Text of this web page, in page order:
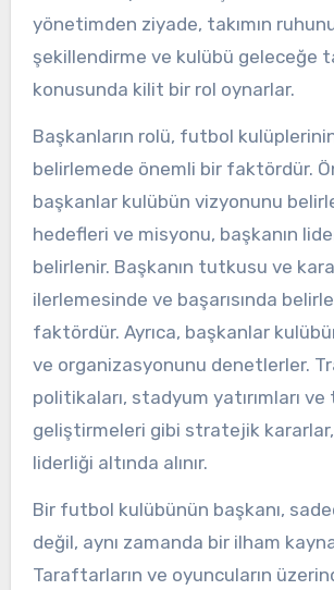
yönetimden ziyade, takımın
şekillendirme ve kulübü geleceğe
konusunda kilit bir rol oynarlar.
Başkanların rolü, futbol
belirlemede önemli bir faktördür.
başkanlar kulübün vizyonunu
hedefleri ve misyonu, başkanın
belirlenir. Başkanın tutkusu ve
ilerlemesinde ve başarısında
faktördür. Ayrıca, başkanlar
ve organizasyonunu denetlerler.
politikaları, stadyum yatırımları ve
geliştirmeleri gibi stratejik kararlar,
liderliği altında alınır.
Bir futbol kulübünün başkanı,
değil, aynı zamanda bir ilham
Taraftarların ve oyuncuların